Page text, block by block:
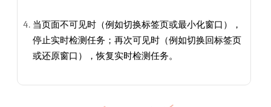
当页面不可见时（例如切换标签页或最小化窗口），
停止实时检测任务；再次可见时（例如切换回标签页
或还原窗口），恢复实时检测任务。